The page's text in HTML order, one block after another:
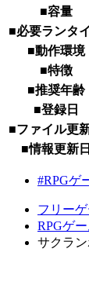
■容量
■必要ランタ
■動作環境
■特徴
■推奨年齢
■登録日
■ファイル更
■情報更新日
#RPGゲ
フリー
RPGゲー
サクラ